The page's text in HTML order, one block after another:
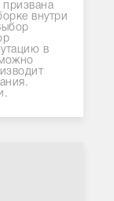
призвана
внутри
в